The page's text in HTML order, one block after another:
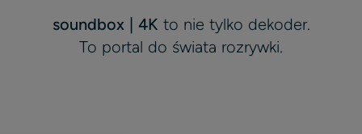
soundbox | 4K to nie tylko dekoder.
To portal do świata rozrywki.